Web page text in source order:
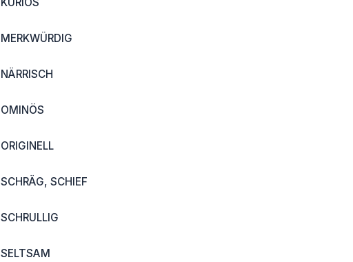
MERKWÜRDIG
NÄRRISCH
OMINÖS
ORIGINELL
SCHRÄG, SCHIEF
SCHRULLIG
SELTSAM